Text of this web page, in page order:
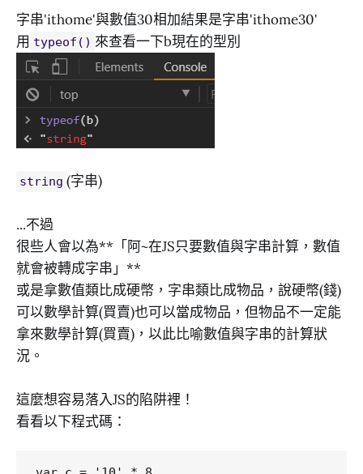
字串'ithome'與數值30相加結果是字串'ithome30'
用 typeof() 來查看一下b現在的型別
string (字串)
...不過
很些人會以為**「阿~在JS只要數值與字串計算，數值
就會被轉成字串」**
或是拿數值類比成硬幣，字串類比成物品，說硬幣(錢)
可以數學計算(買賣)也可以當成物品，但物品不一定能
拿來數學計算(買賣)，以此比喻數值與字串的計算狀
況。
這麼想容易落入JS的陷阱裡！
看看以下程式碼：